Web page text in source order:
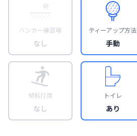
バンカー練習場
なし
ティーアップ方法
手動
傾斜打席
なし
トイレ
あり